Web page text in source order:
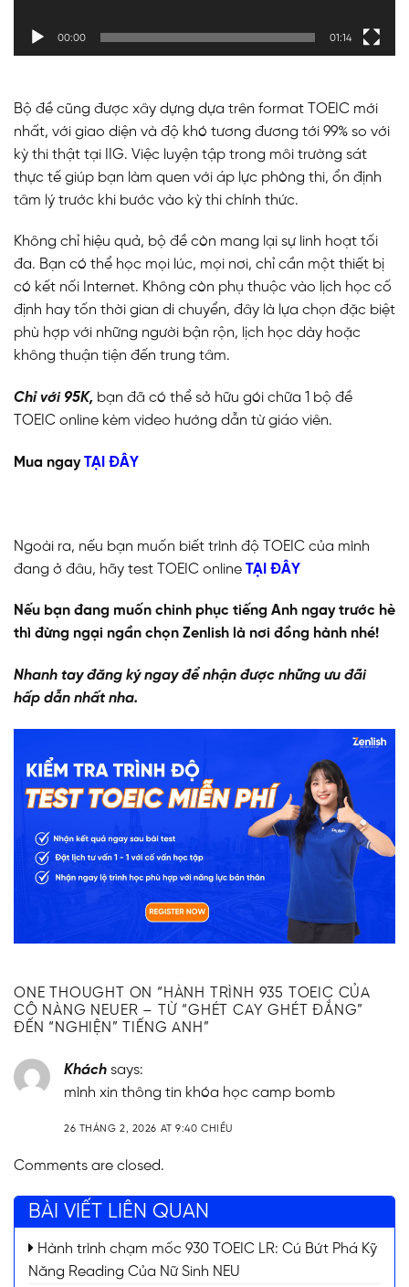
00:00 01:14
Bộ đề cũng được xây dựng dựa trên format TOEIC mới
nhất, với giao diện và độ khó tương đương tới 99% so với
kỳ thi thật tại IIG. Việc luyện tập trong môi trường sát
thực tế giúp bạn làm quen với áp lực phòng thi, ổn định
tâm lý trước khi bước vào kỳ thi chính thức.
Không chỉ hiệu quả, bộ đề còn mang lại sự linh hoạt tối
đa. Bạn có thể học mọi lúc, mọi nơi, chỉ cần một thiết bị
có kết nối Internet. Không còn phụ thuộc vào lịch học cố
định hay tốn thời gian di chuyển, đây là lựa chọn đặc biệt
phù hợp với những người bận rộn, lịch học dày hoặc
không thuận tiện đến trung tâm.
Chỉ với 95K, bạn đã có thể sở hữu gói chữa 1 bộ đề
TOEIC online kèm video hướng dẫn từ giáo viên.
Mua ngayTẠI ĐÂY
Ngoài ra, nếu bạn muốn biết trình độ TOEIC của mình
đang ở đâu, hãy test TOEIC online TẠI ĐÂY
Nếu bạn đang muốn chinh phục tiếng Anh ngay trước hè
thì đừng ngại ngần chọn Zenlish là nơi đồng hành nhé!
Nhanh tay đăng ký ngay để nhận được những ưu đãi
hấp dẫn nhất nha.
ONE THOUGHT ON “ HÀNH TRÌNH 935 TOEIC CỦA
CÔ NÀNG NEUER – TỪ “GHÉT CAY GHÉT ĐẮNG”
ĐẾN “NGHIỆN” TIẾNG ANH ”
Khách says:
mình xin thông tin khóa học camp bomb
26 THÁNG 2, 2026 AT 9:40 CHIỀU
Comments are closed.
BÀI VIẾT LIÊN QUAN
Hành trình chạm mốc 930 TOEIC LR: Cú Bứt Phá Kỹ
Năng Reading Của Nữ Sinh NEU